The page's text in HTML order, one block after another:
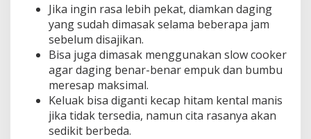
Jika ingin rasa lebih pekat, diamkan daging
yang sudah dimasak selama beberapa jam
sebelum disajikan.
Bisa juga dimasak menggunakan slow cooker
agar daging benar-benar empuk dan bumbu
meresap maksimal.
Keluak bisa diganti kecap hitam kental manis
jika tidak tersedia, namun cita rasanya akan
sedikit berbeda.